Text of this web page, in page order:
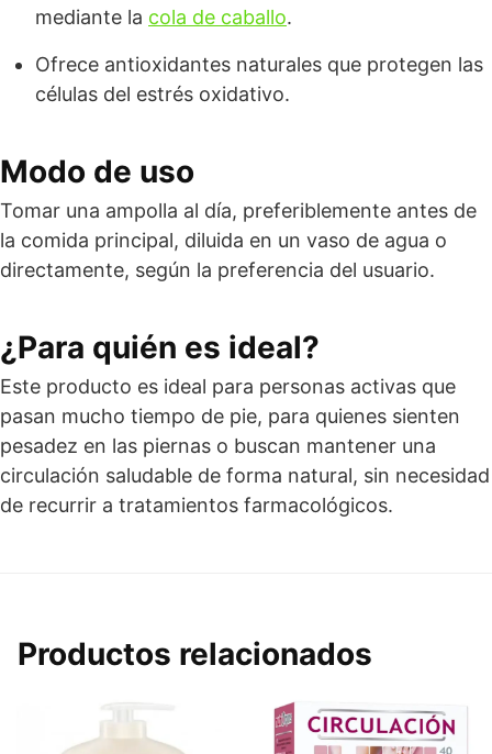
mediante la cola de caballo.
Ofrece antioxidantes naturales que protegen las
células del estrés oxidativo.
Modo de uso
Tomar una ampolla al día, preferiblemente antes de
la comida principal, diluida en un vaso de agua o
directamente, según la preferencia del usuario.
¿Para quién es ideal?
Este producto es ideal para personas activas que
pasan mucho tiempo de pie, para quienes sienten
pesadez en las piernas o buscan mantener una
circulación saludable de forma natural, sin necesidad
de recurrir a tratamientos farmacológicos.
Productos relacionados